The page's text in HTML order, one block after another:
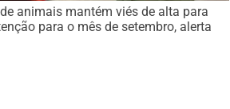
animais mantém viés de alta para
para o mês de setembro, alerta